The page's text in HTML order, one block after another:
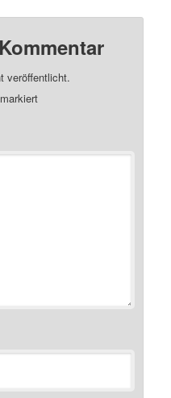
veröffentlicht.
markiert